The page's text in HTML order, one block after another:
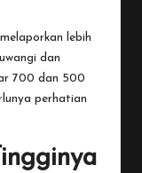
lebih
dan
700 dan 500
perhatian